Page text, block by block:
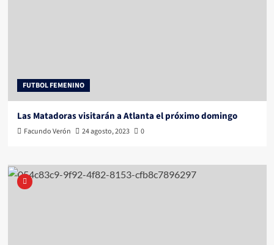
FUTBOL FEMENINO
Las Matadoras visitarán a Atlanta el próximo domingo
Facundo Verón 24 agosto, 2023 0